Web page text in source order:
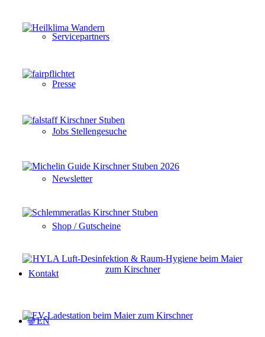
Servicepartners
Presse
Jobs Stellengesuche
Newsletter
Shop / Gutscheine
Kontakt
🌐 EN